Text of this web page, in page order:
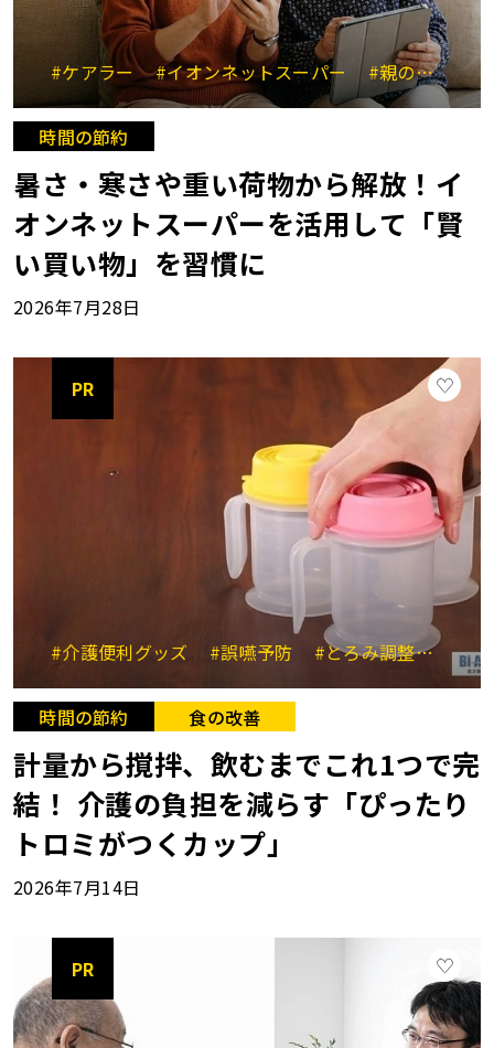
#ケアラー #イオンネットスーパー #親のサポート
時間の節約
暑さ・寒さや重い荷物から解放！イ
オンネットスーパーを活用して「賢
い買い物」を習慣に
2026年7月28日
PR
#介護便利グッズ #誤嚥予防 #とろみ調整 #時短
時間の節約 食の改善
計量から撹拌、飲むまでこれ1つで完
結！ 介護の負担を減らす「ぴったり
トロミがつくカップ」
2026年7月14日
PR